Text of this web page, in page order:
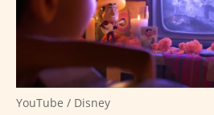
YouTube / Disney